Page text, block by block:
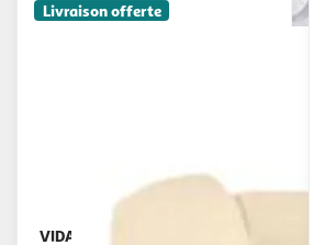
Livraison offerte
VIDAXL